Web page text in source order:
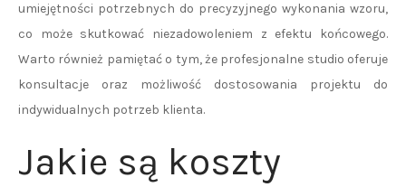
umiejętności potrzebnych do precyzyjnego wykonania wzoru,
co może skutkować niezadowoleniem z efektu końcowego.
Warto również pamiętać o tym, że profesjonalne studio oferuje
konsultacje oraz możliwość dostosowania projektu do
indywidualnych potrzeb klienta.
Jakie są koszty